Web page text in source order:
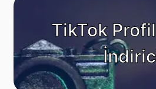
TikTok